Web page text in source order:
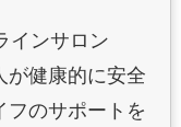
インサロン
が健康的に安全
のサポートを